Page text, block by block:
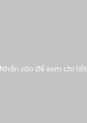
Nhấn vào để xem chi tiết